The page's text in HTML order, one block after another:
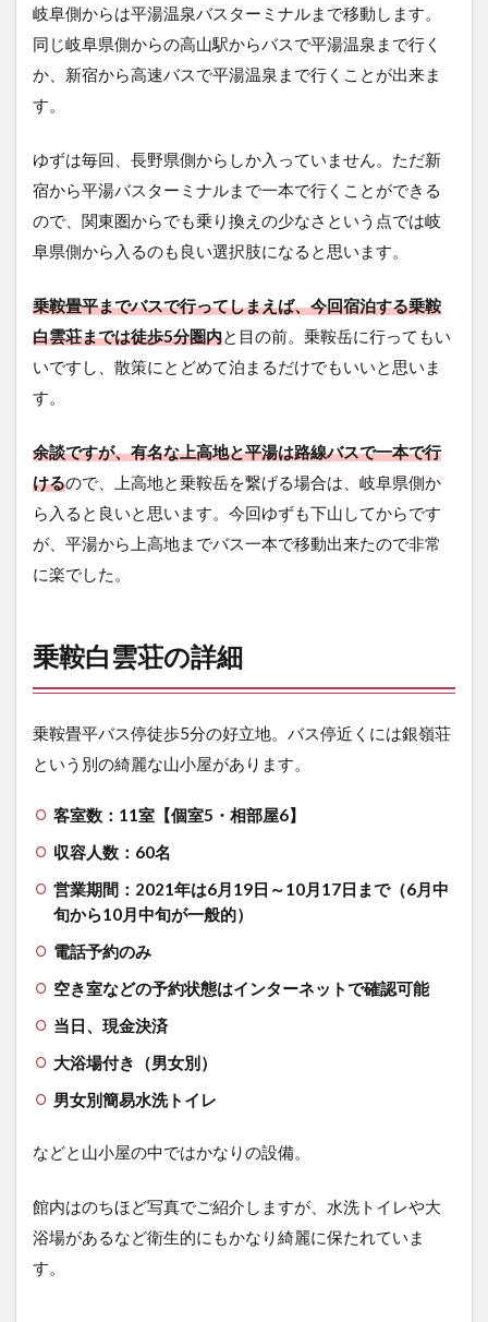
材
5
乗
鞍
白
荘
の
施
設
紹
介
外観
5.2
内観
り・
トイ
レ
喫茶
店・
部屋
5.6
呂
5.7
朝食
5.9
近く
色、
日の
出・
日の
さ
ご
に
岐阜側からは平湯温泉バスターミナルまで移動します。
同じ岐阜県側からの高山駅からバスで平湯温泉まで行く
か、新宿から高速バスで平湯温泉まで行くことが出来ま
す。
ゆずは毎回、長野県側からしか入っていません。ただ新
宿から平湯バスターミナルまで一本で行くことができる
ので、関東圏からでも乗り換えの少なさという点では岐
阜県側から入るのも良い選択肢になると思います。
乗鞍畳平までバスで行ってしまえば、今回宿泊する乗鞍
白雲荘までは徒歩5分圏内と目の前。乗鞍岳に行ってもい
いですし、散策にとどめて泊まるだけでもいいと思いま
す。
余談ですが、有名な上高地と平湯は路線バスで一本で行
けるので、上高地と乗鞍岳を繋げる場合は、岐阜県側か
ら入ると良いと思います。今回ゆずも下山してからです
が、平湯から上高地までバス一本で移動出来たので非常
に楽でした。
乗鞍白雲荘の詳細
乗鞍畳平バス停徒歩5分の好立地。バス停近くには銀嶺荘
という別の綺麗な山小屋があります。
客室数：11室【個室5・相部屋6】
収容人数：60名
営業期間：2021年は6月19日～10月17日まで（6月中
旬から10月中旬が一般的）
電話予約のみ
空き室などの予約状態はインターネットで確認可能
当日、現金決済
大浴場付き（男女別）
男女別簡易水洗トイレ
などと山小屋の中ではかなりの設備。
館内はのちほど写真でご紹介しますが、水洗トイレや大
浴場があるなど衛生的にもかなり綺麗に保たれていま
す。